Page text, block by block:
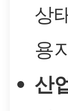
상
용
산